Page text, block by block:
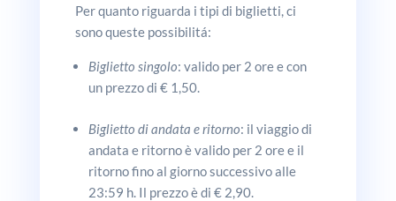
Per quanto riguarda i tipi di biglietti, ci
sono queste possibilitá:
Biglietto singolo: valido per 2 ore e con
un prezzo di € 1,50.
Biglietto di andata e ritorno: il viaggio di
andata e ritorno è valido per 2 ore e il
ritorno fino al giorno successivo alle
23:59 h. Il prezzo è di € 2,90.